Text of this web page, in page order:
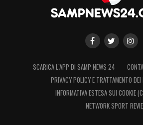
SCARICA L’APP DI SAMP NEWS 24
PRIVACY POLICY E TRATTAMENTO
INFORMATIVA ESTESA SUI COOKIE
NETWORK SPORT